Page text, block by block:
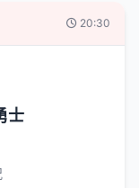
20:30
士